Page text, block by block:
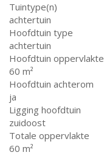
Tuintype(n)
achtertuin
Hoofdtuin type
achtertuin
Hoofdtuin oppervlakte
60 m²
Hoofdtuin achterom
ja
Ligging hoofdtuin
zuidoost
Totale oppervlakte
60 m²